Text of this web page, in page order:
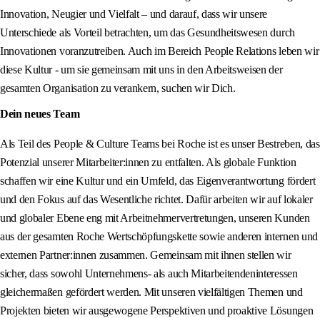
Innovation, Neugier und Vielfalt – und darauf, dass wir unsere
Unterschiede als Vorteil betrachten, um das Gesundheitswesen durch
Innovationen voranzutreiben. Auch im Bereich People Relations leben wir
diese Kultur - um sie gemeinsam mit uns in den Arbeitsweisen der
gesamten Organisation zu verankern, suchen wir Dich.
Dein neues Team
Als Teil des People & Culture Teams bei Roche ist es unser Bestreben, das
Potenzial unserer Mitarbeiter:innen zu entfalten. Als globale Funktion
schaffen wir eine Kultur und ein Umfeld, das Eigenverantwortung fördert
und den Fokus auf das Wesentliche richtet. Dafür arbeiten wir auf lokaler
und globaler Ebene eng mit Arbeitnehmervertretungen, unseren Kunden
aus der gesamten Roche Wertschöpfungskette sowie anderen internen und
externen Partner:innen zusammen. Gemeinsam mit ihnen stellen wir
sicher, dass sowohl Unternehmens- als auch Mitarbeitendeninteressen
gleichermaßen gefördert werden. Mit unseren vielfältigen Themen und
Projekten bieten wir ausgewogene Perspektiven und proaktive Lösungen